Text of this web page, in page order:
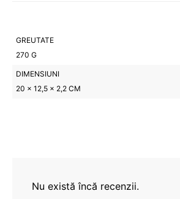
GREUTATE
270 G
DIMENSIUNI
20 × 12,5 × 2,2 CM
Nu există încă recenzii.